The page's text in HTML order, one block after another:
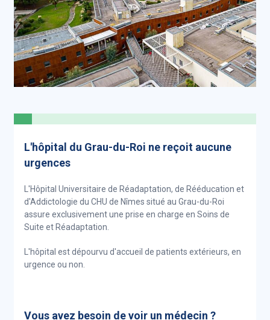
L'hôpital du Grau-du-Roi ne reçoit aucune
urgences
L'Hôpital Universitaire de Réadaptation, de Rééducation et
d'Addictologie du CHU de Nîmes situé au Grau-du-Roi
assure exclusivement une prise en charge en Soins de
Suite et Réadaptation.
L'hôpital est dépourvu d'accueil de patients extérieurs, en
urgence ou non.
Vous avez besoin de voir un médecin ?